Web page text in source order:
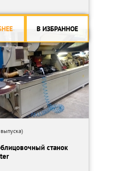
В ИЗБРАННОЕ
станок